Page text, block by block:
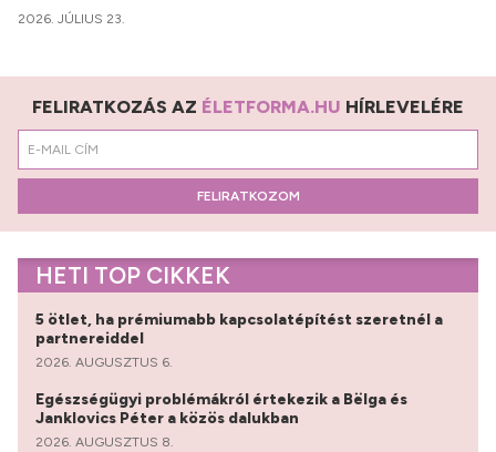
2026. JÚLIUS 23.
FELIRATKOZÁS AZ ÉLETFORMA.HU HÍRLEVELÉRE
FELIRATKOZOM
HETI TOP CIKKEK
5 ötlet, ha prémiumabb kapcsolatépítést szeretnél a
partnereiddel
2026. AUGUSZTUS 6.
Egészségügyi problémákról értekezik a Bëlga és
Janklovics Péter a közös dalukban
2026. AUGUSZTUS 8.